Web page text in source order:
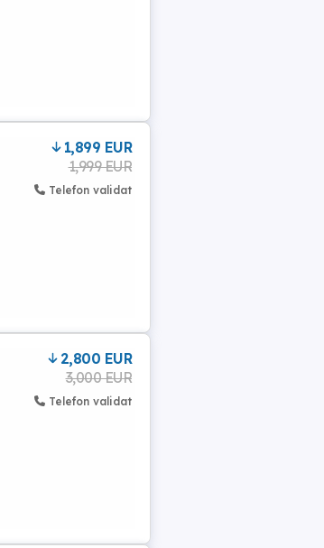
1,899 EUR
1,999 EUR
Telefon validat
2,800 EUR
3,000 EUR
Telefon validat